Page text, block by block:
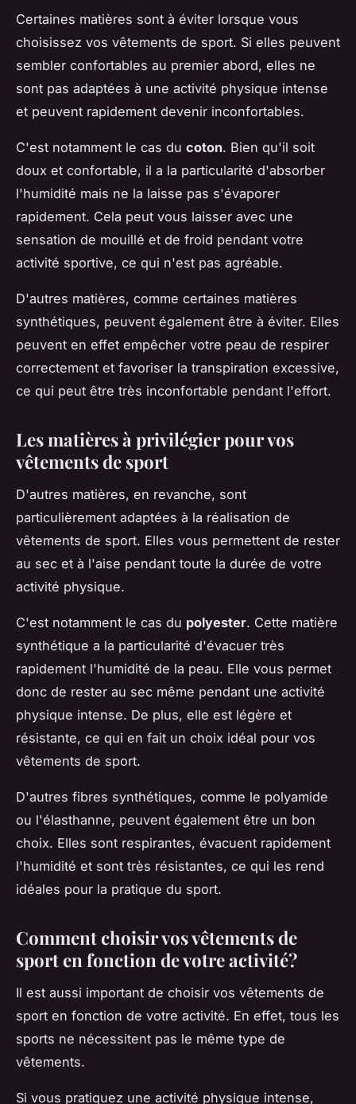
Certaines matières sont à éviter lorsque vous
choisissez vos vêtements de sport. Si elles peuvent
sembler confortables au premier abord, elles ne
sont pas adaptées à une activité physique intense
et peuvent rapidement devenir inconfortables.
C'est notamment le cas du coton. Bien qu'il soit
doux et confortable, il a la particularité d'absorber
l'humidité mais ne la laisse pas s'évaporer
rapidement. Cela peut vous laisser avec une
sensation de mouillé et de froid pendant votre
activité sportive, ce qui n'est pas agréable.
D'autres matières, comme certaines matières
synthétiques, peuvent également être à éviter. Elles
peuvent en effet empêcher votre peau de respirer
correctement et favoriser la transpiration excessive,
ce qui peut être très inconfortable pendant l'effort.
Les matières à privilégier pour vos
vêtements de sport
D'autres matières, en revanche, sont
particulièrement adaptées à la réalisation de
vêtements de sport. Elles vous permettent de rester
au sec et à l'aise pendant toute la durée de votre
activité physique.
C'est notamment le cas du polyester. Cette matière
synthétique a la particularité d'évacuer très
rapidement l'humidité de la peau. Elle vous permet
donc de rester au sec même pendant une activité
physique intense. De plus, elle est légère et
résistante, ce qui en fait un choix idéal pour vos
vêtements de sport.
D'autres fibres synthétiques, comme le polyamide
ou l'élasthanne, peuvent également être un bon
choix. Elles sont respirantes, évacuent rapidement
l'humidité et sont très résistantes, ce qui les rend
idéales pour la pratique du sport.
Comment choisir vos vêtements de
sport en fonction de votre activité?
Il est aussi important de choisir vos vêtements de
sport en fonction de votre activité. En effet, tous les
sports ne nécessitent pas le même type de
vêtements.
Si vous pratiquez une activité physique intense,